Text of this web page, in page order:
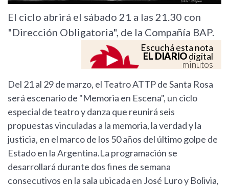
El ciclo abrirá el sábado 21 a las 21.30 con
"Dirección Obligatoria", de la Compañía BAP.
Escuchá esta nota
EL DIARIOdigital
minutos
Del 21 al 29 de marzo, el Teatro ATTP de Santa Rosa
será escenario de "Memoria en Escena", un ciclo
especial de teatro y danza que reunirá seis
propuestas vinculadas a la memoria, la verdad y la
justicia, en el marco de los 50 años del último golpe de
Estado en la Argentina.La programación se
desarrollará durante dos fines de semana
consecutivos en la sala ubicada en José Luro y Bolivia,